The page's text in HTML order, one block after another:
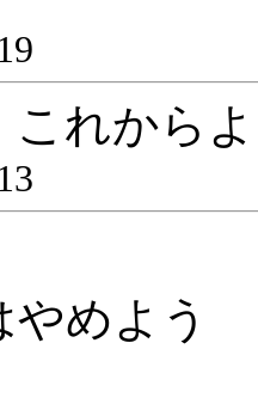
れから
やめよう